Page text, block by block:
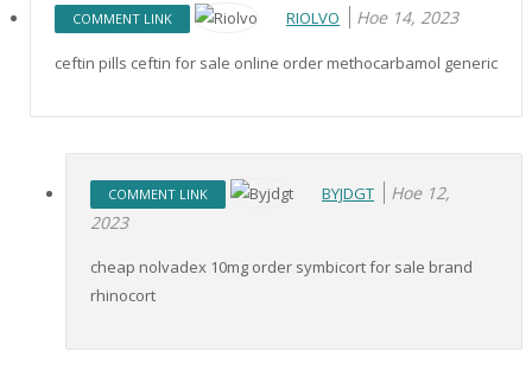
COMMENT LINK RIOLVO Ное 14, 2023
ceftin pills ceftin for sale online order methocarbamol generic
COMMENT LINK BYJDGT
Ное 12,
2023
cheap nolvadex 10mg order symbicort for sale brand
rhinocort